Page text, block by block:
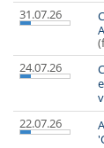
31.07.26
24.07.26
22.07.26